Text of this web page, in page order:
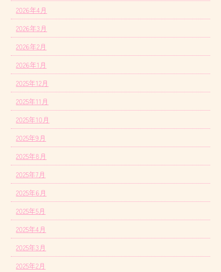
2026年4月
2026年3月
2026年2月
2026年1月
2025年12月
2025年11月
2025年10月
2025年9月
2025年8月
2025年7月
2025年6月
2025年5月
2025年4月
2025年3月
2025年2月